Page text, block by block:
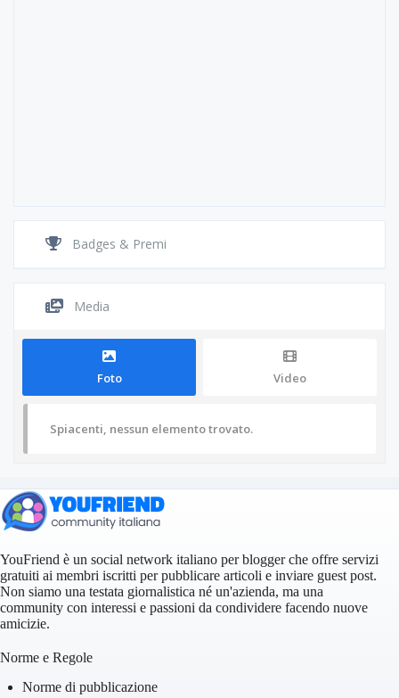
Badges & Premi
Media
Foto Video
Spiacenti, nessun elemento trovato.
YouFriend è un social network italiano per blogger che offre servizi
gratuiti ai membri iscritti per pubblicare articoli e inviare guest post.
Non siamo una testata giornalistica né un'azienda, ma una
community con interessi e passioni da condividere facendo nuove
amicizie.
Norme e Regole
Norme di pubblicazione